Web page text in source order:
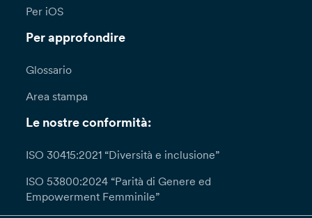
Per iOS
Per approfondire
Glossario
Area stampa
Le nostre conformità:
ISO 30415:2021 “Diversità e inclusione”
ISO 53800:2024 “Parità di Genere ed
Empowerment Femminile”